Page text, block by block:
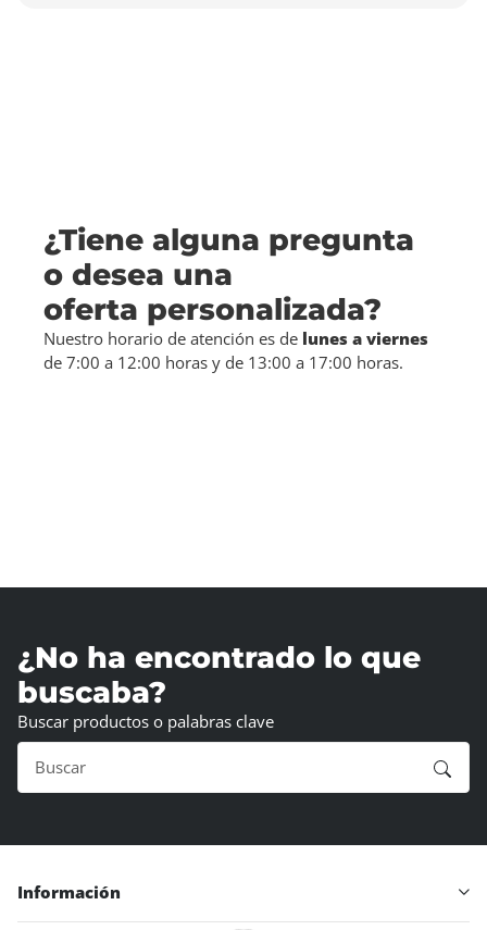
¿Tiene alguna pregunta
o desea una
oferta personalizada?
Nuestro horario de atención es de lunes a viernes
de 7:00 a 12:00 horas y de 13:00 a 17:00 horas.
¿No ha encontrado lo que
buscaba?
Buscar productos o palabras clave
Información